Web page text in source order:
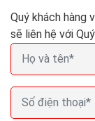
Quý khách hàng
sẽ liên hệ với